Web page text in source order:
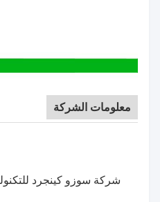
معلومات الشركة
شركة سوزو كينجرد